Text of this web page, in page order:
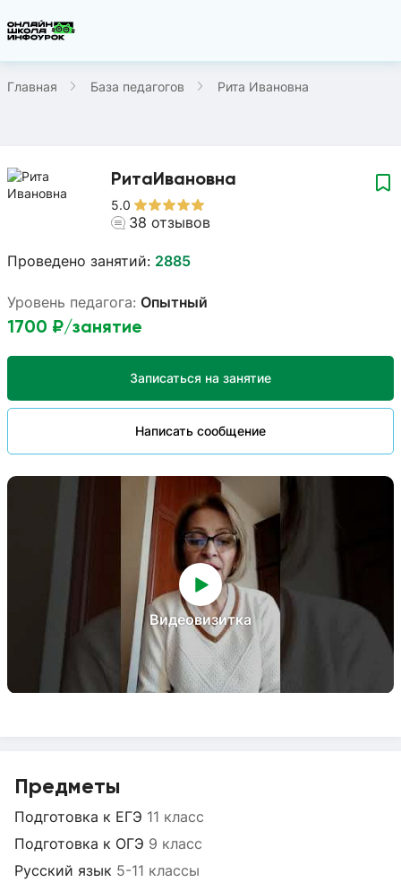
Главная База педагогов Рита Ивановна
РитаИвановна
5.0
38 отзывов
Проведено занятий: 2885
Видеовизитка
Уровень педагога: Опытный
1700 ₽/занятие
Записаться на занятие
Написать сообщение
Предметы
Подготовка к ЕГЭ 11 класс
Подготовка к ОГЭ 9 класс
Русский язык 5-11 классы